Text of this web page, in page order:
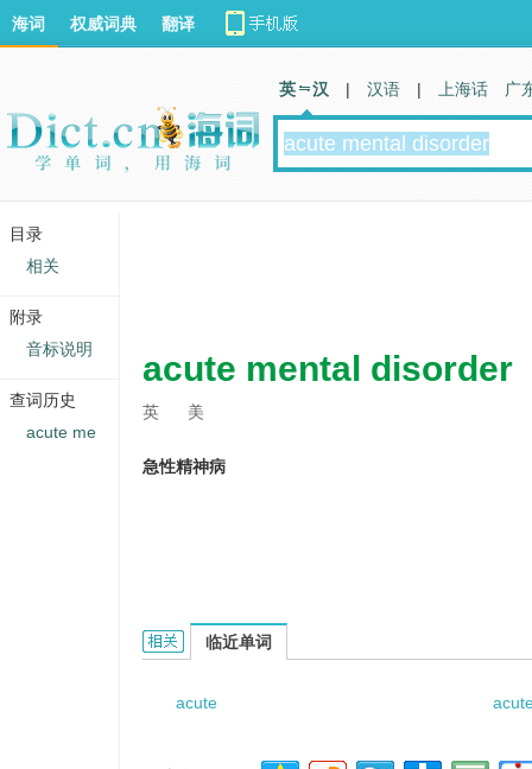
acute mental disorder
英 美
急性精神病
acute mental disorder的相关资料：
临近单词
acute
海词 权威词典 翻译
英 汉 | 汉语 | 上海话 广
目录
相关
附录
音标说明
查词历史
acute me